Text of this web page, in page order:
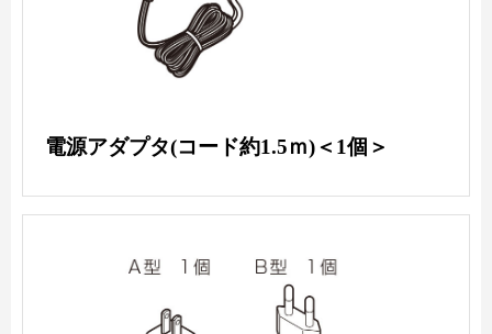
電源アダプタ(コード約1.5ｍ)＜1個＞